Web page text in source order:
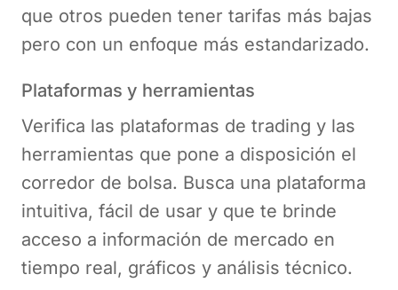
que otros pueden tener tarifas más bajas
pero con un enfoque más estandarizado.
Plataformas y herramientas
Verifica las plataformas de trading y las
herramientas que pone a disposición el
corredor de bolsa. Busca una plataforma
intuitiva, fácil de usar y que te brinde
acceso a información de mercado en
tiempo real, gráficos y análisis técnico.